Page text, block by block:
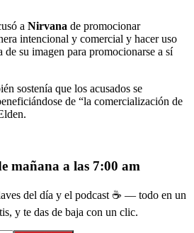
a Nirvana de promocionar
intencional y comercial y hacer uso
de su imagen para promocionarse a sí
sostenía que los acusados se
de “la comercialización de
mañana a las 7:00 am
del día y el podcast ☕ — todo en un
y te das de baja con un clic.